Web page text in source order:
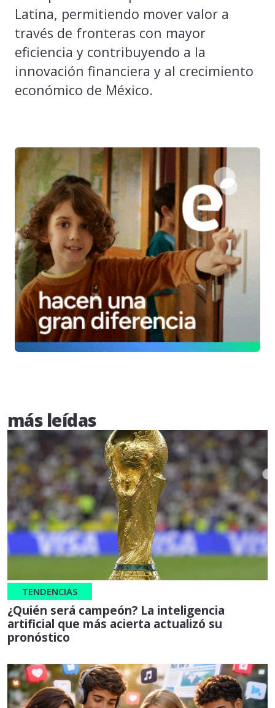
Latina, permitiendo mover valor a
través de fronteras con mayor
eficiencia y contribuyendo a la
innovación financiera y al crecimiento
económico de México.
más leídas
TENDENCIAS
¿Quién será campeón? La inteligencia
artificial que más acierta actualizó su
pronóstico